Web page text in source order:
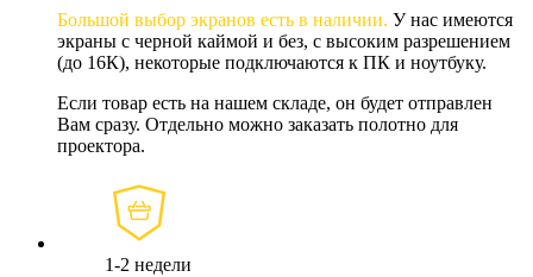
Большой выбор экранов есть в наличии. У нас имеются
экраны с черной каймой и без, с высоким разрешением
(до 16К), некоторые подключаются к ПК и ноутбуку.
Если товар есть на нашем складе, он будет отправлен
Вам сразу. Отдельно можно заказать полотно для
проектора.
1-2 недели